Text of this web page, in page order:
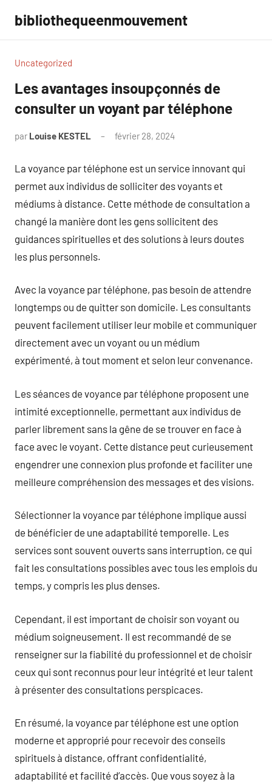
contenu
bibliothequeenmouvement
Uncategorized
Les avantages insoupçonnés de
consulter un voyant par téléphone
par Louise KESTEL février 28, 2024
La voyance par téléphone est un service innovant qui
permet aux individus de solliciter des voyants et
médiums à distance. Cette méthode de consultation a
changé la manière dont les gens sollicitent des
guidances spirituelles et des solutions à leurs doutes
les plus personnels.
Avec la voyance par téléphone, pas besoin de attendre
longtemps ou de quitter son domicile. Les consultants
peuvent facilement utiliser leur mobile et communiquer
directement avec un voyant ou un médium
expérimenté, à tout moment et selon leur convenance.
Les séances de voyance par téléphone proposent une
intimité exceptionnelle, permettant aux individus de
parler librement sans la gêne de se trouver en face à
face avec le voyant. Cette distance peut curieusement
engendrer une connexion plus profonde et faciliter une
meilleure compréhension des messages et des visions.
Sélectionner la voyance par téléphone implique aussi
de bénéficier de une adaptabilité temporelle. Les
services sont souvent ouverts sans interruption, ce qui
fait les consultations possibles avec tous les emplois du
temps, y compris les plus denses.
Cependant, il est important de choisir son voyant ou
médium soigneusement. Il est recommandé de se
renseigner sur la fiabilité du professionnel et de choisir
ceux qui sont reconnus pour leur intégrité et leur talent
à présenter des consultations perspicaces.
En résumé, la voyance par téléphone est une option
moderne et approprié pour recevoir des conseils
spirituels à distance, offrant confidentialité,
adaptabilité et facilité d’accès. Que vous soyez à la